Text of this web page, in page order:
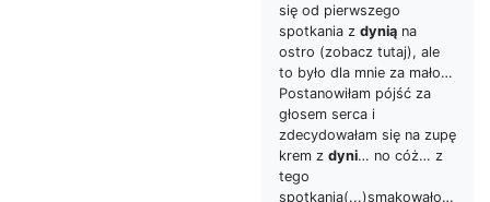
się od pierwszego
spotkania z dynią na
ostro (zobacz tutaj), ale
to było dla mnie za mało…
Postanowiłam pójść za
głosem serca i
zdecydowałam się na zupę
krem z dyni… no cóż… z
tego
spotkania(...)smakowało…